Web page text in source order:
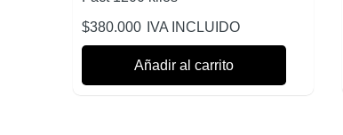
$380.000 IVA INCLUIDO
Añadir al carrito